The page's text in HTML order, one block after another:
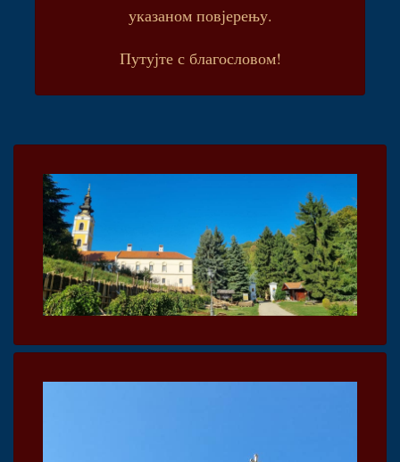
указаном повјерењу.
Путујте с благословом!